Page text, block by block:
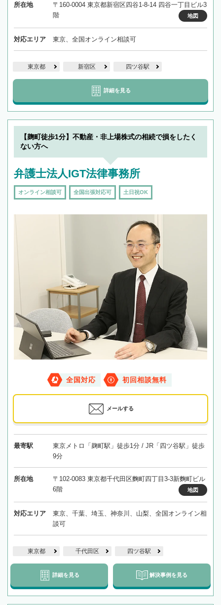
所在地
〒160-0004 東京都新宿区四谷1-8-14 四谷一丁目ビル3
階
地図
対応エリア 東京、全国オンライン相談可
東京都 新宿区 四ツ谷駅
詳細を見る
【麹町徒歩1分】不動産・非上場株式の相続で損をしたく
ない方へ
弁護士法人IGT法律事務所
オンライン相談可 全国出張対応可 土日祝OK
全国対応 初回相談無料
メールする
最寄駅
東京メトロ「麹町駅」徒歩1分 / JR「四ツ谷駅」徒歩
9分
所在地
〒102-0083 東京都千代田区麴町四丁目3-3新麴町ビル
6階
地図
対応エリア
東京、千葉、埼玉、神奈川、山梨、全国オンライン相
談可
東京都 千代田区 四ツ谷駅
詳細を見る 解決事例を見る